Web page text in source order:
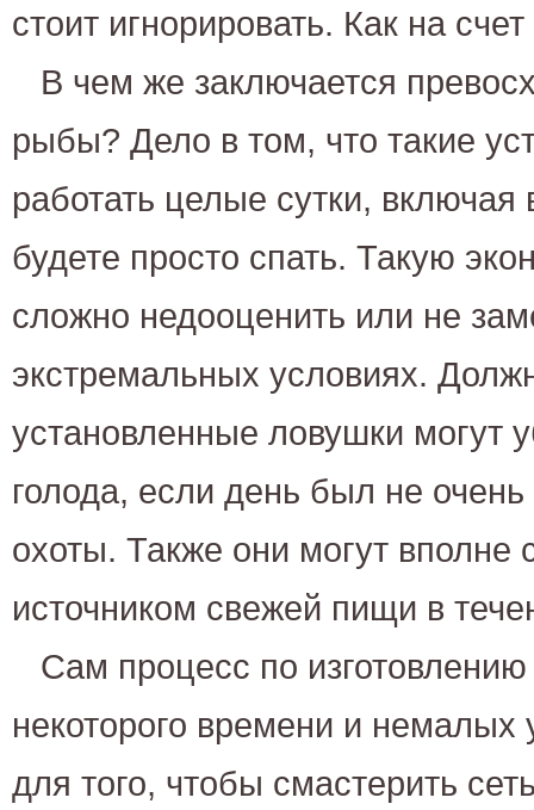
стоит игнорировать. Как на
В чем же заключается
рыбы? Дело в том, что такие
работать целые сутки, включая
будете просто спать. Такую
сложно недооценить или не
экстремальных условиях.
установленные ловушки могут
голода, если день был не
охоты. Также они могут вполне
источником свежей пищи в
Сам процесс по
некоторого времени и
для того, чтобы смастерить